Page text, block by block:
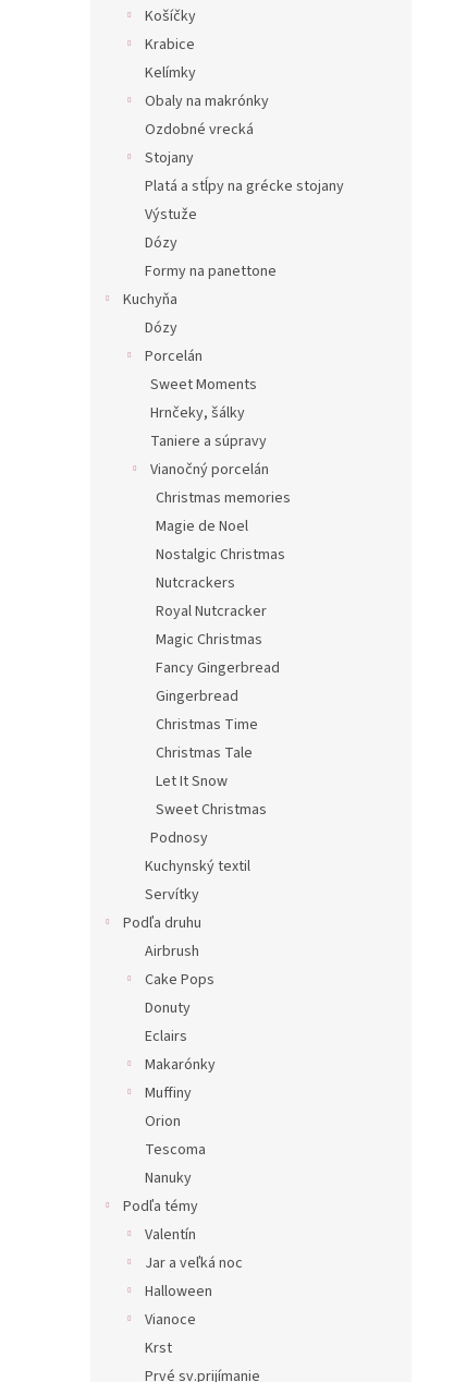
Košíčky
Krabice
Kelímky
Obaly na makrónky
Ozdobné vrecká
Stojany
Platá a stĺpy na grécke stojany
Výstuže
Dózy
Formy na panettone
Kuchyňa
Dózy
Porcelán
Sweet Moments
Hrnčeky, šálky
Taniere a súpravy
Vianočný porcelán
Christmas memories
Magie de Noel
Nostalgic Christmas
Nutcrackers
Royal Nutcracker
Magic Christmas
Fancy Gingerbread
Gingerbread
Christmas Time
Christmas Tale
Let It Snow
Sweet Christmas
Podnosy
Kuchynský textil
Servítky
Podľa druhu
Airbrush
Cake Pops
Donuty
Eclairs
Makarónky
Muffiny
Orion
Tescoma
Nanuky
Podľa témy
Valentín
Jar a veľká noc
Halloween
Vianoce
Krst
Prvé sv.prijímanie